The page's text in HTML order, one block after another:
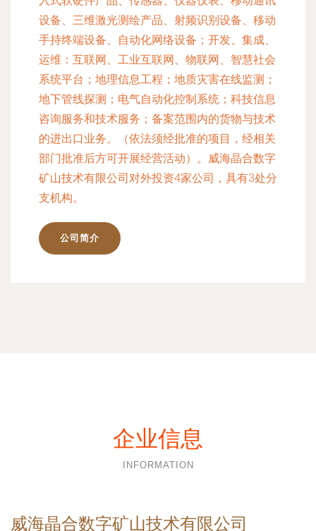
设备、三维激光测绘产品、射频识别设备、移动
手持终端设备、自动化网络设备；开发、集成、
运维：互联网、工业互联网、物联网、智慧社会
系统平台；地理信息工程；地质灾害在线监测；
地下管线探测；电气自动化控制系统；科技信息
咨询服务和技术服务；备案范围内的货物与技术
的进出口业务。（依法须经批准的项目，经相关
部门批准后方可开展经营活动）。威海晶合数字
矿山技术有限公司对外投资4家公司，具有3处分
支机构。
公司简介
企业信息
INFORMATION
威海晶合数字矿山技术有限公司